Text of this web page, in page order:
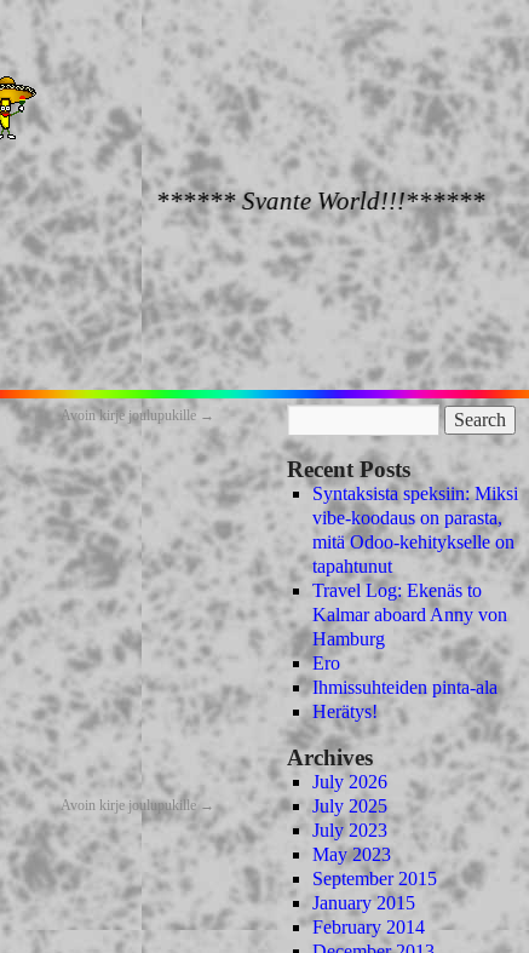
****** Svante World!!!******
Avoin kirje joulupukille →
Avoin kirje joulupukille →
Recent Posts
Syntaksista speksiin: Miksi
vibe-koodaus on parasta,
mitä Odoo-kehitykselle on
tapahtunut
Travel Log: Ekenäs to
Kalmar aboard Anny von
Hamburg
Ero
Ihmissuhteiden pinta-ala
Herätys!
Archives
July 2026
July 2025
July 2023
May 2023
September 2015
January 2015
February 2014